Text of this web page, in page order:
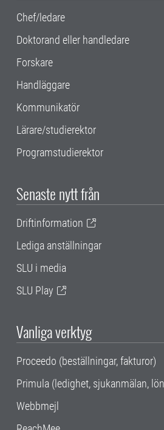
Chef/ledare
Doktorand eller handledare
Forskare
Handläggare
Kommunikatör
Lärare/studierektor
Programstudierektor
Senaste nytt från
Driftinformation
Lediga anställningar
SLU i media
SLU Play
Vanliga verktyg
Proceedo (beställningar, fakturor)
Primula (ledighet, sjukanmälan,
Webbmejl